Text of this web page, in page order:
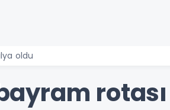
oldu